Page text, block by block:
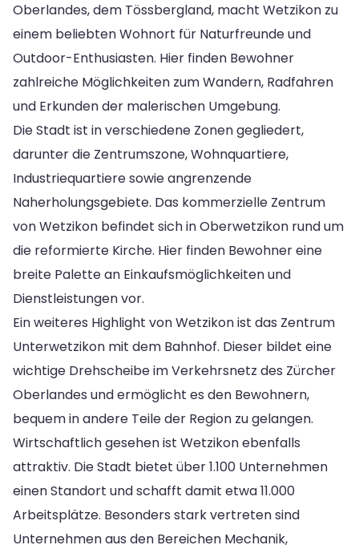
Oberlandes, dem Tössbergland, macht Wetzikon zu
einem beliebten Wohnort für Naturfreunde und
Outdoor-Enthusiasten. Hier finden Bewohner
zahlreiche Möglichkeiten zum Wandern, Radfahren
und Erkunden der malerischen Umgebung.
Die Stadt ist in verschiedene Zonen gegliedert,
darunter die Zentrumszone, Wohnquartiere,
Industriequartiere sowie angrenzende
Naherholungsgebiete. Das kommerzielle Zentrum
von Wetzikon befindet sich in Oberwetzikon rund um
die reformierte Kirche. Hier finden Bewohner eine
breite Palette an Einkaufsmöglichkeiten und
Dienstleistungen vor.
Ein weiteres Highlight von Wetzikon ist das Zentrum
Unterwetzikon mit dem Bahnhof. Dieser bildet eine
wichtige Drehscheibe im Verkehrsnetz des Zürcher
Oberlandes und ermöglicht es den Bewohnern,
bequem in andere Teile der Region zu gelangen.
Wirtschaftlich gesehen ist Wetzikon ebenfalls
attraktiv. Die Stadt bietet über 1.100 Unternehmen
einen Standort und schafft damit etwa 11.000
Arbeitsplätze. Besonders stark vertreten sind
Unternehmen aus den Bereichen Mechanik,